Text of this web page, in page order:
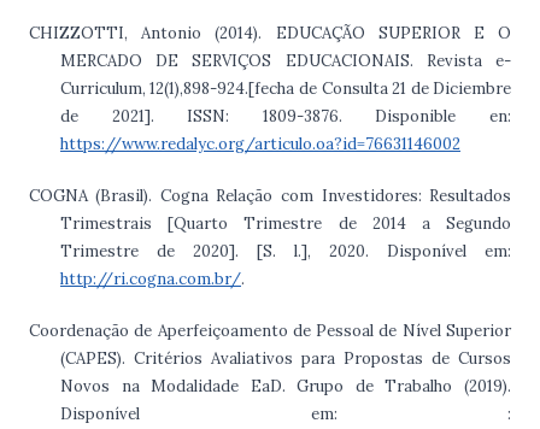
CHIZZOTTI, Antonio (2014). EDUCAÇÃO SUPERIOR E O
MERCADO DE SERVIÇOS EDUCACIONAIS. Revista e-
Curriculum, 12(1),898-924.[fecha de Consulta 21 de Diciembre
de 2021]. ISSN: 1809-3876. Disponible en:
https://www.redalyc.org/articulo.oa?id=76631146002
COGNA (Brasil). Cogna Relação com Investidores: Resultados
Trimestrais [Quarto Trimestre de 2014 a Segundo
Trimestre de 2020]. [S. l.], 2020. Disponível em:
http://ri.cogna.com.br/.
Coordenação de Aperfeiçoamento de Pessoal de Nível Superior
(CAPES). Critérios Avaliativos para Propostas de Cursos
Novos na Modalidade EaD. Grupo de Trabalho (2019).
Disponível em: :